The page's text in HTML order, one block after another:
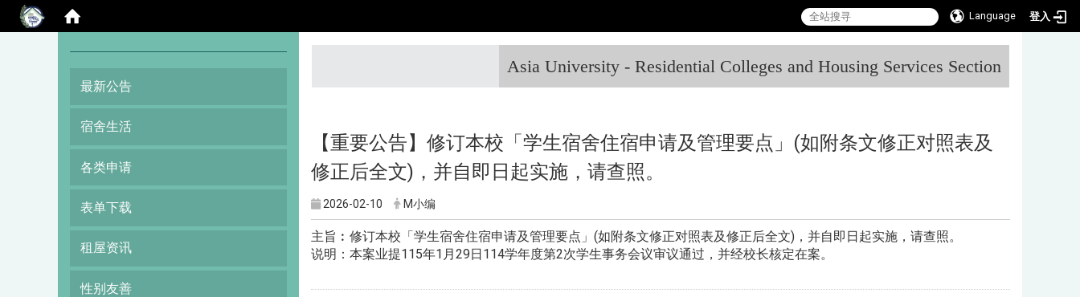
Language 登入
Asia University - Residential Colleges and Housing Services Section
最新公告
宿舍生活
各类申请
表单下载
租屋资讯
性别友善
【重要公告】修订本校「学生宿舍住宿申请及管理要点」(如附条文修正对照表及
修正后全文)，并自即日起实施，请查照。
2026-02-10 M小编
主旨︰修订本校「学生宿舍住宿申请及管理要点」(如附条文修正对照表及修正后全文)，并自即日起实施，请查照。
说明：本案业提115年1月29日114学年度第2次学生事务会议审议通过，并经校长核定在案。